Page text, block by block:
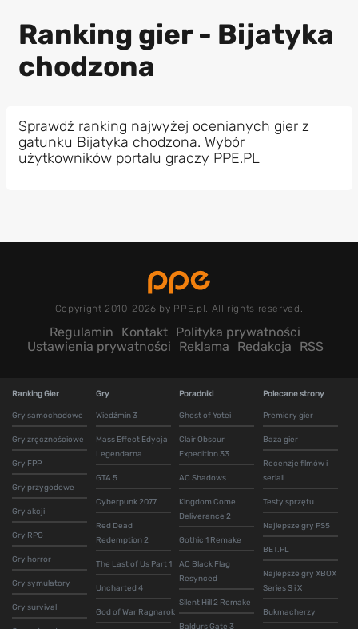
Ranking gier - Bijatyka
chodzona
Sprawdź ranking najwyżej ocenianych gier z
gatunku Bijatyka chodzona. Wybór
użytkowników portalu graczy PPE.PL
Copyright 2010-2026 by PPE.pl. All rights reserved.
Regulamin Kontakt Polityka prywatności
Ustawienia prywatności
Reklama Redakcja RSS
Ranking Gier
Gry samochodowe
Gry zręcznościowe
Gry FPP
Gry przygodowe
Gry akcji
Gry RPG
Gry horror
Gry symulatory
Gry survival
Gry
Wiedźmin 3
Mass Effect Edycja
Legendarna
GTA 5
Cyberpunk 2077
Red Dead
Redemption 2
The Last of Us Part 1
Uncharted 4
God of War Ragnarok
Poradniki
Ghost of Yotei
Clair Obscur
Expedition 33
AC Shadows
Kingdom Come
Deliverance 2
Gothic 1 Remake
AC Black Flag
Resynced
Silent Hill 2 Remake
Baldurs Gate 3
Polecane strony
Premiery gier
Baza gier
Recenzje filmów i
seriali
Testy sprzętu
Najlepsze gry PS5
BET.PL
Najlepsze gry XBOX
Series S i X
Bukmacherzy